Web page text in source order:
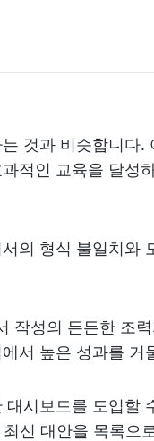
것과 비슷합니다.
적인 교육을 달성
의 형식 불일치와
작성의 든든한 조
서 높은 성과를 거
대시보드를 도입할
신 대안을 목록으